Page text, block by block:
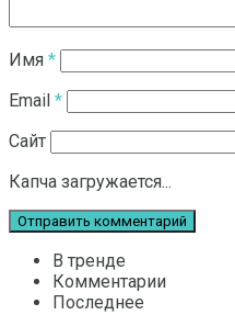
Имя *
Email *
Сайт
Капча загружается...
В тренде
Комментарии
Последнее